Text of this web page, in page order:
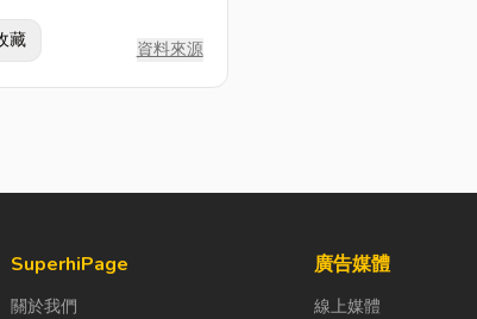
藏 資料來源
SuperhiPage
關於我們
廣告媒體
線上媒體